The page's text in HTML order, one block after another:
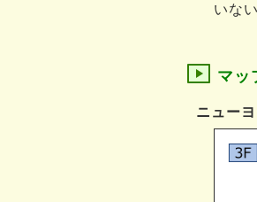
いな
マッ
ニュー